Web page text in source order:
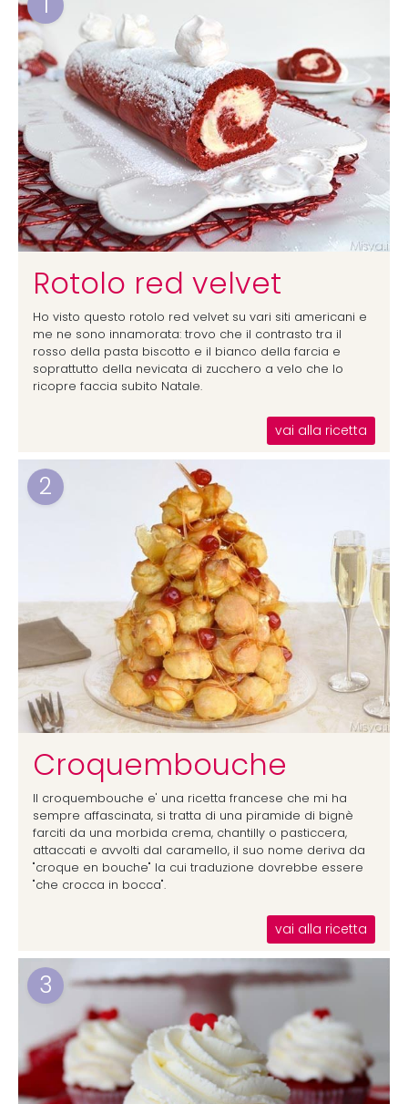
Rotolo red velvet
Ho visto questo rotolo red velvet su vari siti americani e
me ne sono innamorata: trovo che il contrasto tra il
rosso della pasta biscotto e il bianco della farcia e
soprattutto della nevicata di zucchero a velo che lo
ricopre faccia subito Natale.
vai alla ricetta
2
Croquembouche
Il croquembouche e' una ricetta francese che mi ha
sempre affascinata, si tratta di una piramide di bignè
farciti da una morbida crema, chantilly o pasticcera,
attaccati e avvolti dal caramello, il suo nome deriva da
"croque en bouche" la cui traduzione dovrebbe essere
"che crocca in bocca".
vai alla ricetta
3